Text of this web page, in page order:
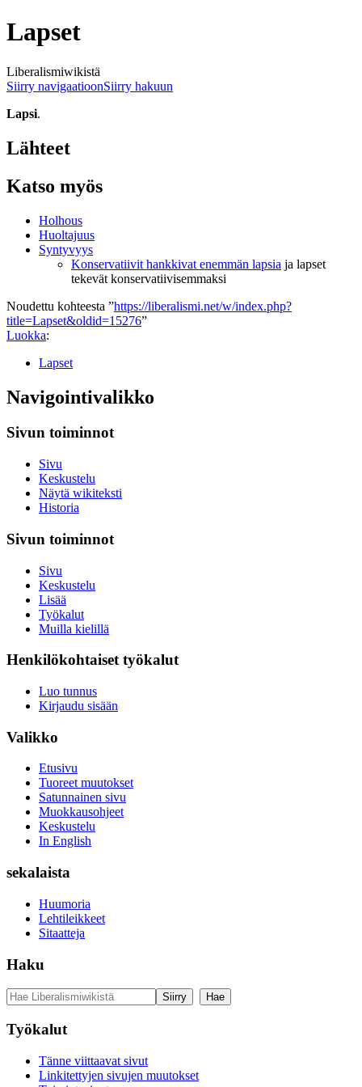
Lapset
Liberalismiwikistä
Siirry navigaatioonSiirry hakuun
Lapsi.
Lähteet
Katso myös
Holhous
Huoltajuus
Syntyvyys
Konservatiivit hankkivat enemmän lapsia ja lapset
tekevät konservatiivisemmaksi
Noudettu kohteesta ”https://liberalismi.net/w/index.php?
title=Lapset&oldid=15276”
Luokka:
Lapset
Navigointivalikko
Sivun toiminnot
Sivu
Keskustelu
Näytä wikiteksti
Historia
Sivun toiminnot
Sivu
Keskustelu
Lisää
Työkalut
Muilla kielillä
Henkilökohtaiset työkalut
Luo tunnus
Kirjaudu sisään
Valikko
Etusivu
Tuoreet muutokset
Satunnainen sivu
Muokkausohjeet
Keskustelu
In English
sekalaista
Huumoria
Lehtileikkeet
Sitaatteja
Haku
Työkalut
Tänne viittaavat sivut
Linkitettyjen sivujen muutokset